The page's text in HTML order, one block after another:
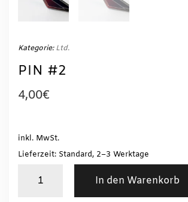
Kategorie:Ltd.
PIN #2
4,00€
inkl. MwSt.
Lieferzeit: Standard, 2–3 Werktage
In den Warenkorb